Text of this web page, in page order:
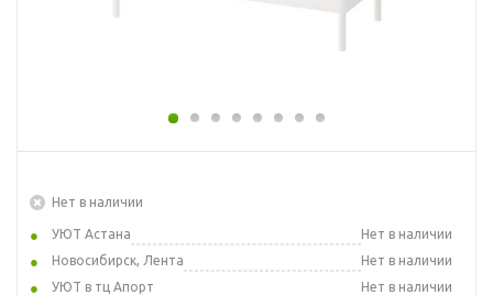
Нет в наличии
УЮТ Астана
Нет в наличии
Новосибирск, Лента
Нет в наличии
УЮТ в тц Апорт
Нет в наличии